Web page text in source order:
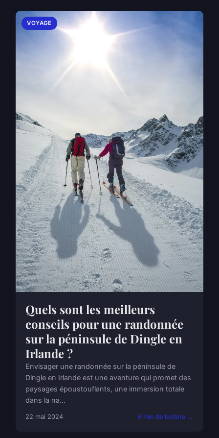
VOYAGE
Quels sont les meilleurs
conseils pour une randonnée
sur la péninsule de Dingle en
Irlande ?
Envisager une randonnée sur la péninsule de
Dingle en Irlande est une aventure qui promet des
paysages époustouflants, une immersion totale
dans la na...
22 mai 2024 6 min de lecture →